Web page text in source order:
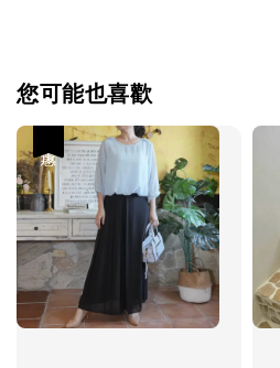
您可能也喜歡